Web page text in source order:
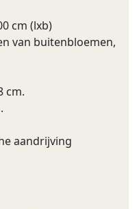
cm (lxb)
van buitenbloemen,
cm.
aandrijving